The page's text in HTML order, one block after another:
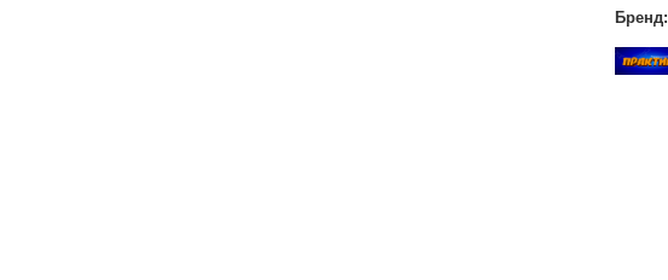
Бренд: